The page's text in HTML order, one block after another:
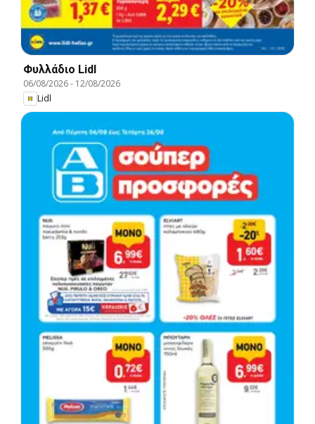
Φυλλάδιο Lidl
06/08/2026- 12/08/2026
Lidl